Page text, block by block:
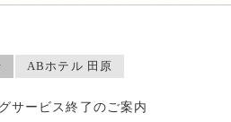
ABホテル 田原
サービス終了のご案内